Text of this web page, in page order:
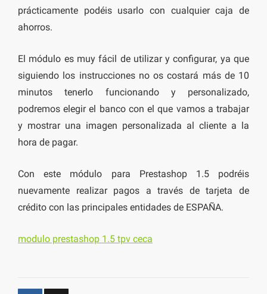
prácticamente podéis usarlo con cualquier caja de
ahorros.
El módulo es muy fácil de utilizar y configurar, ya que
siguiendo los instrucciones no os costará más de 10
minutos tenerlo funcionando y personalizado,
podremos elegir el banco con el que vamos a trabajar
y mostrar una imagen personalizada al cliente a la
hora de pagar.
Con este módulo para Prestashop 1.5 podréis
nuevamente realizar pagos a través de tarjeta de
crédito con las principales entidades de ESPAÑA.
modulo prestashop 1.5 tpv ceca